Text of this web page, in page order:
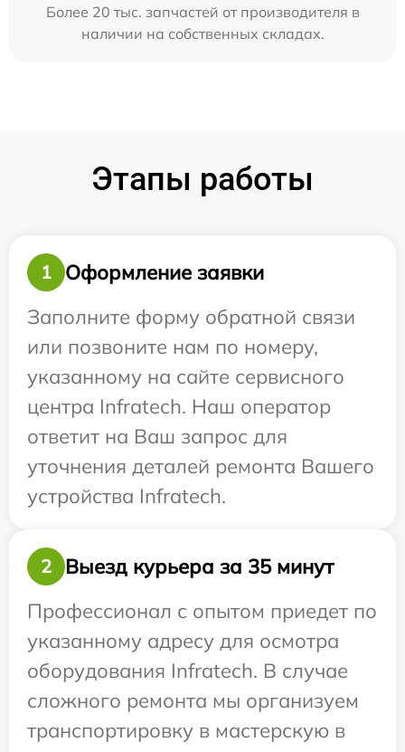
Более 20 тыс. запчастей от производителя в
наличии на собственных складах.
Этапы работы
1
Оформление заявки
Заполните форму обратной связи
или позвоните нам по номеру,
указанному на сайте сервисного
центра Infratech. Наш оператор
ответит на Ваш запрос для
уточнения деталей ремонта Вашего
устройства Infratech.
2
Выезд курьера за 35 минут
Профессионал с опытом приедет по
указанному адресу для осмотра
оборудования Infratech. В случае
сложного ремонта мы организуем
транспортировку в мастерскую в